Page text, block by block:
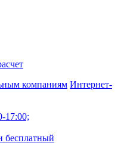
компаниям Интернет-
бесплатный